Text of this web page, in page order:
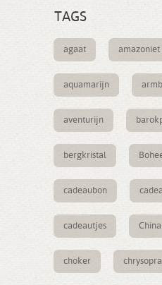
TAGS
agaat amazoniet
aquamarijn
aventurijn
bergkristal
cadeaubon
cadeautjes China
choker